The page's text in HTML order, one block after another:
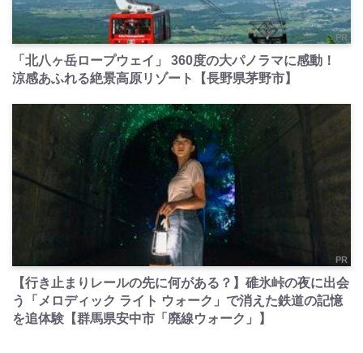
PR
「北八ヶ岳ロープウェイ」 360度の大パノラマに感動！
涼感あふれる絶景高原リゾート【長野県茅野市】
PR
【行き止まりレールの先に何がある？】碓氷峠の夜に出会
う「メロディック ライト ウォーク」で消えた鉄道の記憶
を追体験【群馬県安中市「廃線ウォーク」】